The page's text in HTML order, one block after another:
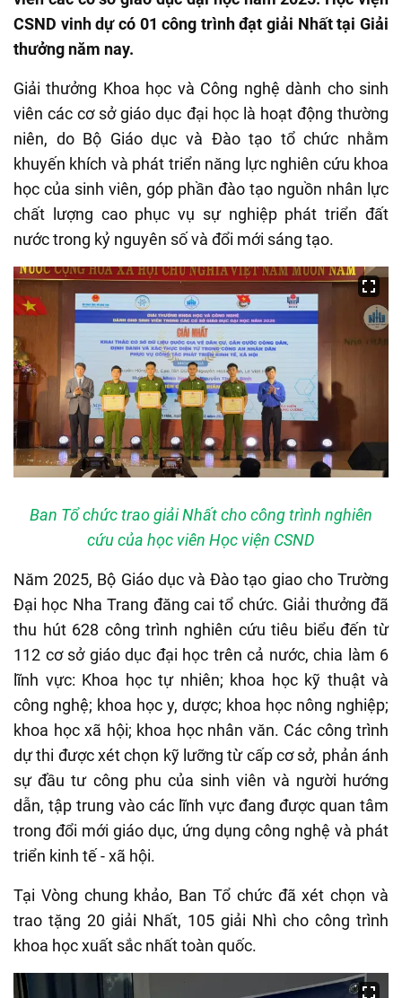
CSND vinh dự có 01 công trình đạt giải Nhất tại Giải
thưởng năm nay.
Giải thưởng Khoa học và Công nghệ dành cho sinh
viên các cơ sở giáo dục đại học là hoạt động thường
niên, do Bộ Giáo dục và Đào tạo tổ chức nhằm
khuyến khích và phát triển năng lực nghiên cứu khoa
học của sinh viên, góp phần đào tạo nguồn nhân lực
chất lượng cao phục vụ sự nghiệp phát triển đất
nước trong kỷ nguyên số và đổi mới sáng tạo.
Ban Tổ chức trao giải Nhất cho công trình nghiên
cứu của học viên Học viện CSND
Năm 2025, Bộ Giáo dục và Đào tạo giao cho Trường
Đại học Nha Trang đăng cai tổ chức. Giải thưởng đã
thu hút 628 công trình nghiên cứu tiêu biểu đến từ
112 cơ sở giáo dục đại học trên cả nước, chia làm 6
lĩnh vực: Khoa học tự nhiên; khoa học kỹ thuật và
công nghệ; khoa học y, dược; khoa học nông nghiệp;
khoa học xã hội; khoa học nhân văn. Các công trình
dự thi được xét chọn kỹ lưỡng từ cấp cơ sở, phản ánh
sự đầu tư công phu của sinh viên và người hướng
dẫn, tập trung vào các lĩnh vực đang được quan tâm
trong đổi mới giáo dục, ứng dụng công nghệ và phát
triển kinh tế - xã hội.
Tại Vòng chung khảo, Ban Tổ chức đã xét chọnvà
trao tặng 20 giải Nhất, 105 giải Nhì cho công trình
khoa học xuất sắc nhấttoàn quốc.